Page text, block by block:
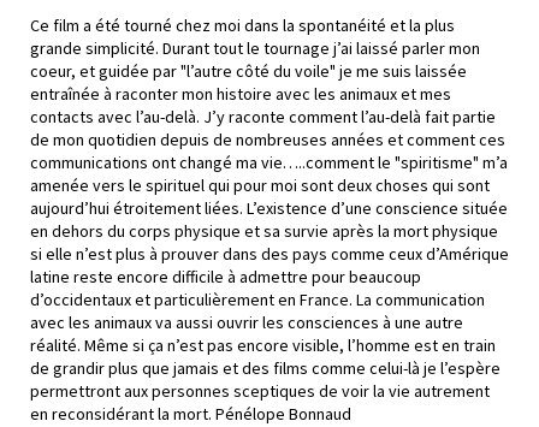
Ce film a été tourné chez moi dans la spontanéité et la plus
grande simplicité. Durant tout le tournage j’ai laissé parler mon
coeur, et guidée par "l’autre côté du voile" je me suis laissée
entraînée à raconter mon histoire avec les animaux et mes
contacts avec l’au-delà. J’y raconte comment l’au-delà fait partie
de mon quotidien depuis de nombreuses années et comment ces
communications ont changé ma vie…..comment le "spiritisme" m’a
amenée vers le spirituel qui pour moi sont deux choses qui sont
aujourd’hui étroitement liées. L’existence d’une conscience située
en dehors du corps physique et sa survie après la mort physique
si elle n’est plus à prouver dans des pays comme ceux d’Amérique
latine reste encore difficile à admettre pour beaucoup
d’occidentaux et particulièrement en France. La communication
avec les animaux va aussi ouvrir les consciences à une autre
réalité. Même si ça n’est pas encore visible, l’homme est en train
de grandir plus que jamais et des films comme celui-là je l’espère
permettront aux personnes sceptiques de voir la vie autrement
en reconsidérant la mort. Pénélope Bonnaud